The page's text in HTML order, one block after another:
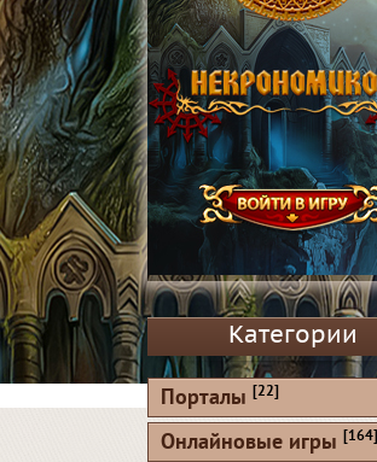
Категории
Порталы [22]
Онлайновые игры [164]